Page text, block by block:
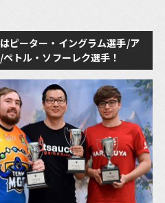
ピーター・イングラム選手/ア
トル・ソフーレク選手！